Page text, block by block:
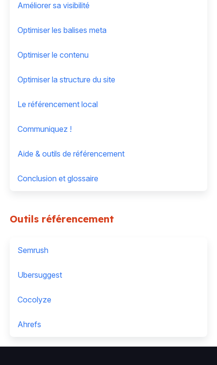
Améliorer sa visibilité
Optimiser les balises meta
Optimiser le contenu
Optimiser la structure du site
Le référencement local
Communiquez !
Aide & outils de référencement
Conclusion et glossaire
Outils référencement
Semrush
Ubersuggest
Cocolyze
Ahrefs